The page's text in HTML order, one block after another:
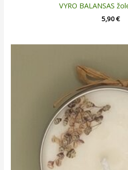
VYRO BALANSAS
5,90€